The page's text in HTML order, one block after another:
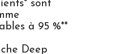
sont
à 95 %**
Deep